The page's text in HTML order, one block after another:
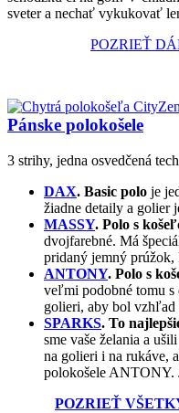
sveter a nechať vykukovať
POZRIEŤ
Pánske polokošele
3 strihy, jedna osvedčená
DAX. Basic polo je
žiadne detaily a golier
MASSY. Polo s
dvojfarebné. Má
pridaný jemný prúžok,
ANTONY. Polo s
veľmi podobné tomu s
golieri, aby bol vzhľad
SPARKS. To
sme vaše želania a
na golieri i na rukáve,
polokošele ANTONY.
POZRIEŤ